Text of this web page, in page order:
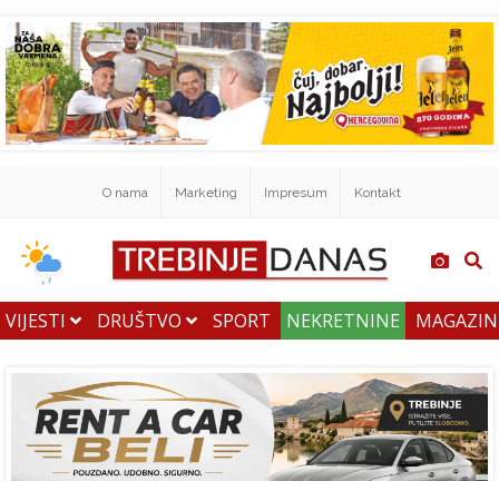
O nama Marketing Impresum Kontakt
VIJESTI DRUŠTVO SPORT NEKRETNINE